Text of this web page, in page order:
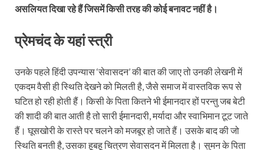
असलियत दिखा रहे हैं जिसमें किसी तरह की कोई बनावट नहीं है।
प्रेमचंद के यहां स्त्री
उनके पहले हिंदी उपन्यास ‘सेवासदन’ की बात की जाए तो उनकी लेखनी में
एकदम वैसी ही स्थिति देखने को मिलती है, जैसे समाज में वास्तविक रूप से
घटित हो रही होती हैं। किसी के पिता कितने भी ईमानदार हों परन्तु जब बेटी
की शादी की बात आती है तो सारी ईमानदारी, मर्यादा और स्वाभिमान टूट जाते
हैं। घूसखोरी के रास्ते पर चलने को मजबूर हो जाते हैं। उसके बाद की जो
स्थिति बनती है, उसका हूबहू चित्रण सेवासदन में मिलता है। सुमन के पिता